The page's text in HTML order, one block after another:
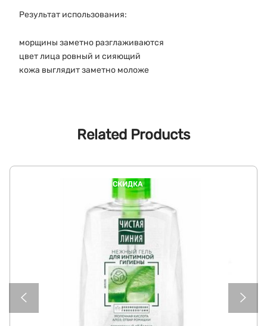
Результат использования:
морщины заметно разглаживаются
цвет лица ровный и сияющий
кожа выглядит заметно моложе
Related Products
СКИДКА